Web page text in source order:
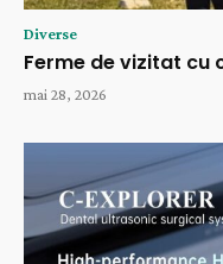
Diverse
Ferme de vizitat cu
mai 28, 2026